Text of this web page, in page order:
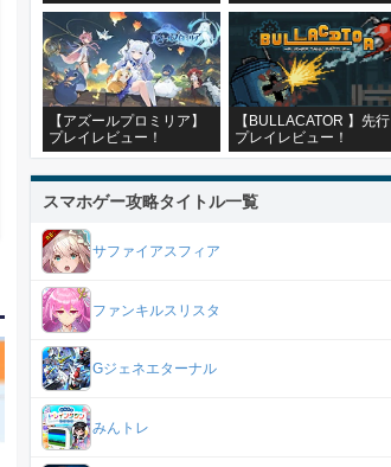
【アズールプロミリア】
プレイレビュー！
【BULLACATOR 】先行
プレイレビュー！
スマホゲー攻略タイトル一覧
サファイアスフィア
ファンキルスリスタ
Gジェネエターナル
みんトレ